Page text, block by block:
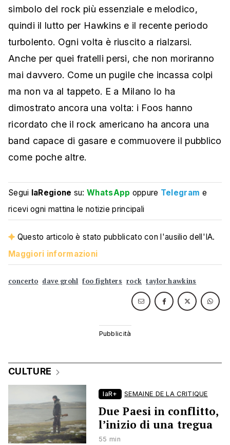
simbolo del rock più essenziale e melodico,
quindi il lutto per Hawkins e il recente periodo
turbolento. Ogni volta è riuscito a rialzarsi.
Anche per quei fratelli persi, che non moriranno
mai davvero. Come un pugile che incassa colpi
ma non va al tappeto. E a Milano lo ha
dimostrato ancora una volta: i Foos hanno
ricordato che il rock americano ha ancora una
band capace di gasare e commuovere il pubblico
come poche altre.
Segui laRegione su:WhatsApp oppure Telegram e
ricevi ogni mattina le notizie principali
Questo articolo è stato pubblicato con l'ausilio dell'IA.
Maggiori informazioni
concerto dave grohl foo fighters rock taylor hawkins
CULTURE
laR+ SEMAINE DE LA CRITIQUE
Due Paesi in conflitto,
l’inizio di una tregua
55 min